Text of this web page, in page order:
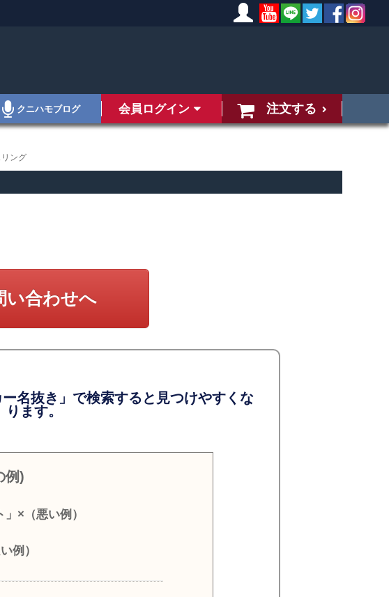
クニハモブログ 会員ログイン 注文する
ング
い合わせへ
名抜き」で検索すると見つけやすくな
ります。
例)
×（悪い例）
例）